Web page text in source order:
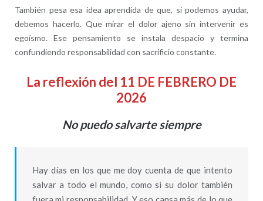
También pesa esa idea aprendida de que, si podemos ayudar,
debemos hacerlo. Que mirar el dolor ajeno sin intervenir es
egoísmo. Ese pensamiento se instala despacio y termina
confundiendo responsabilidad con sacrificio constante.
La reflexión del 11 DE FEBRERO DE
2026
No puedo salvarte siempre
Hay días en los que me doy cuenta de que intento
salvar a todo el mundo, como si su dolor también